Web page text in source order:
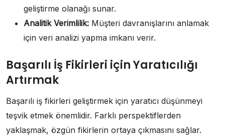
geliştirme olanağı sunar.
Analitik Verimlilik: Müşteri davranışlarını anlamak
için veri analizi yapma imkanı verir.
Başarılı İş Fikirleri için Yaratıcılığı
Artırmak
Başarılı iş fikirleri geliştirmek için yaratıcı düşünmeyi
teşvik etmek önemlidir. Farklı perspektiflerden
yaklaşmak, özgün fikirlerin ortaya çıkmasını sağlar.